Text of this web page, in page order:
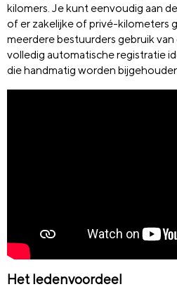
kilomers. Je kunt eenvoudig aan
of er zakelijke of privé-kilometers
meerdere bestuurders gebruik
volledig automatische registratie
die handmatig worden
Het ledenvoordeel